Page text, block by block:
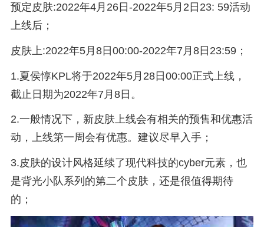
预定皮肤:2022年4月26日-2022年5月2日23: 59活动
上线后；
皮肤上:2022年5月8日00:00-2022年7月8日23:59；
1.夏侯惇KPL将于2022年5月28日00:00正式上线，
截止日期为2022年7月8日。
2.一般情况下，新皮肤上线会有相关的预售和优惠活
动，上线第一周会有优惠。建议尽早入手；
3.皮肤的设计风格延续了现代科技的cyber元素，也
是背光小队系列的第二个皮肤，还是很值得期待
的；